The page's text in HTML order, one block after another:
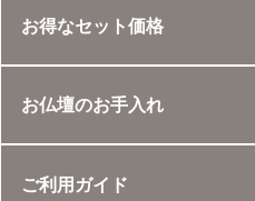
お得なセット価格
お仏壇のお手入れ
ご利用ガイド